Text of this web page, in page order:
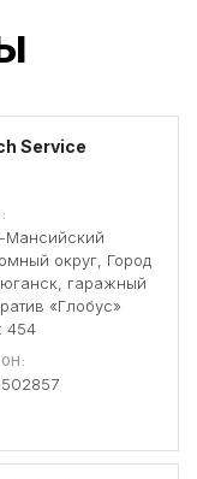
Service
Мансийский
округ, Город
гаражный
«Глобус»
454